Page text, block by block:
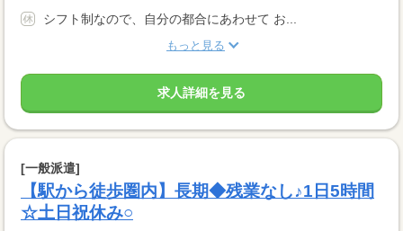
シフト制なので、自分の都合にあわせて お...
もっと見る
求人詳細を見る
[一般派遣]
【駅から徒歩圏内】長期◆残業なし♪1日5時間
☆土日祝休み○